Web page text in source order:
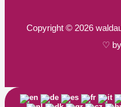
Copyright © 2026
♡ by